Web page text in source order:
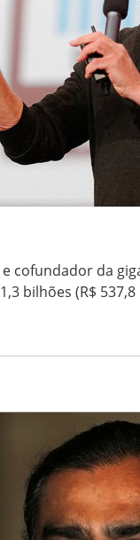
cofundador da
bilhões (R$